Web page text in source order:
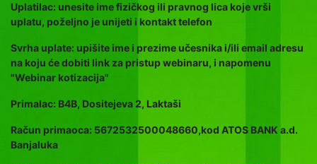
Uplatilac: unesite ime fizičkog ili pravnog lica koje vrši
uplatu, poželjno je unijeti i kontakt telefon
Svrha uplate: upišite ime i prezime učesnika i/ili email adresu
na koju će dobiti link za pristup webinaru, i napomenu
"Webinar kotizacija"
Primalac: B4B, Dositejeva 2, Laktaši
Račun primaoca: 5672532500048660,kod ATOS BANK a.d.
Banjaluka